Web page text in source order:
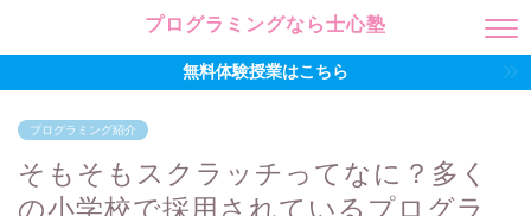
プログラミングなら士心塾
無料体験授業はこちら
プログラミング紹介
そもそもスクラッチってなに？多く
の小学校で採用されているプログラ